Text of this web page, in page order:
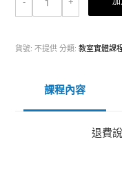
貨號:不提供 分類:教室實體課
課程內容
退費